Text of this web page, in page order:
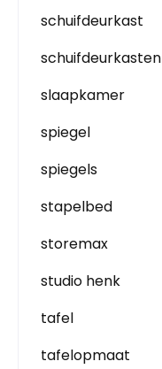
schuifdeurkast
schuifdeurkasten
slaapkamer
spiegel
spiegels
stapelbed
storemax
studio henk
tafel
tafelopmaat